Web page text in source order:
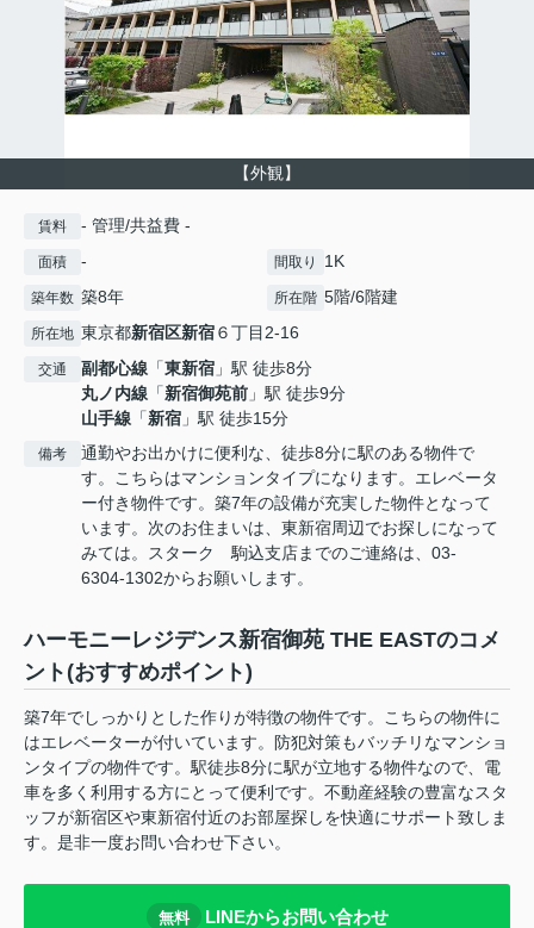
【外観】
賃料 - 管理/共益費 -
面積 - 間取り 1K
築年数 築8年 所在階 5階/6階建
所在地 東京都新宿区新宿６丁目2-16
交通 副都心線 「東新宿 」駅 徒歩8分
丸ノ内線 「新宿御苑前 」駅 徒歩9分
山手線 「新宿 」駅 徒歩15分
備考
通勤やお出かけに便利な、徒歩8分に駅のある物件で
す。こちらはマンションタイプになります。エレベータ
ー付き物件です。築7年の設備が充実した物件となって
います。次のお住まいは、東新宿周辺でお探しになって
みては。スターク 駒込支店までのご連絡は、03-
6304-1302からお願いします。
ハーモニーレジデンス新宿御苑 THE EASTのコメ
ント(おすすめポイント)
築7年でしっかりとした作りが特徴の物件です。こちらの物件に
はエレベーターが付いています。防犯対策もバッチリなマンショ
ンタイプの物件です。駅徒歩8分に駅が立地する物件なので、電
車を多く利用する方にとって便利です。不動産経験の豊富なスタ
ッフが新宿区や東新宿付近のお部屋探しを快適にサポート致しま
す。是非一度お問い合わせ下さい。
無料 LINEからお問い合わせ